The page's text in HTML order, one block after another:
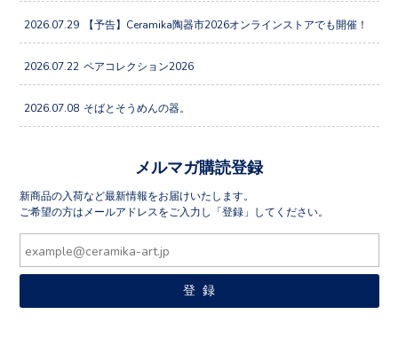
2026.07.29 【予告】Ceramika陶器市2026オンラインストアでも開催！
2026.07.22 ペアコレクション2026
2026.07.08 そばとそうめんの器。
メルマガ購読登録
新商品の入荷など最新情報をお届けいたします。
ご希望の方はメールアドレスをご入力し「登録」してください。